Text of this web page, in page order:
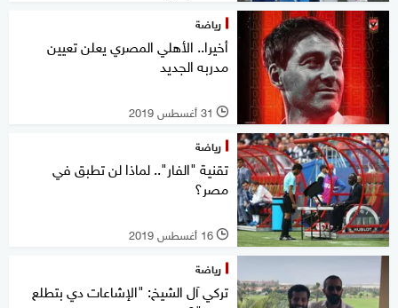
رياضة
أخيرا.. الأهلي المصري يعلن تعيين
مدربه الجديد
l 31 أغسطس 2019
رياضة
تقنية "الفار".. لماذا لن تطبق في
مصر؟
l 16 أغسطس 2019
رياضة
تركي آل الشيخ: "الإشاعات دي بتطلع